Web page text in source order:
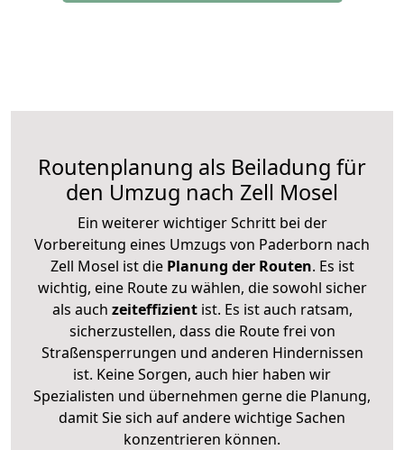
Routenplanung als Beiladung für
den Umzug nach Zell Mosel
Ein weiterer wichtiger Schritt bei der
Vorbereitung eines Umzugs von Paderborn nach
Zell Mosel ist diePlanung der Routen. Es ist
wichtig, eine Route zu wählen, die sowohl sicher
als auch zeiteffizientist. Es ist auch ratsam,
sicherzustellen, dass die Route frei von
Straßensperrungen und anderen Hindernissen
ist. Keine Sorgen, auch hier haben wir
Spezialisten und übernehmen gerne die Planung,
damit Sie sich auf andere wichtige Sachen
konzentrieren können.